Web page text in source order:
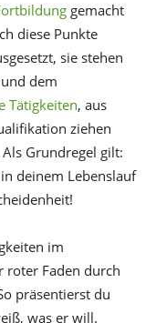
gemacht
diese Punkte
sie stehen
dem
Tätigkeiten, aus
ziehen
Grundregel gilt:
deinem Lebenslauf
im
roter Faden durch
präsentierst du
was er will.